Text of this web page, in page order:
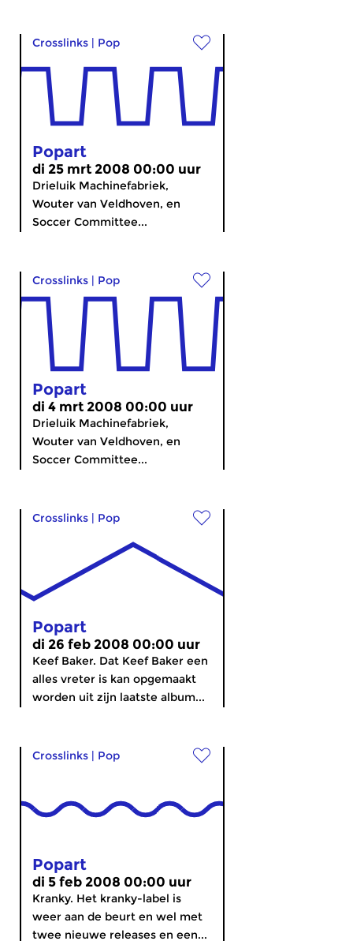
Crosslinks | Pop
Popart
di 25 mrt 2008 00:00 uur
Drieluik Machinefabriek,
Wouter van Veldhoven, en
Soccer Committee...
Crosslinks | Pop
Popart
di 4 mrt 2008 00:00 uur
Drieluik Machinefabriek,
Wouter van Veldhoven, en
Soccer Committee...
Crosslinks | Pop
Popart
di 26 feb 2008 00:00 uur
Keef Baker. Dat Keef Baker een
alles vreter is kan opgemaakt
worden uit zijn laatste album...
Crosslinks | Pop
Popart
di 5 feb 2008 00:00 uur
Kranky. Het kranky-label is
weer aan de beurt en wel met
twee nieuwe releases en een...